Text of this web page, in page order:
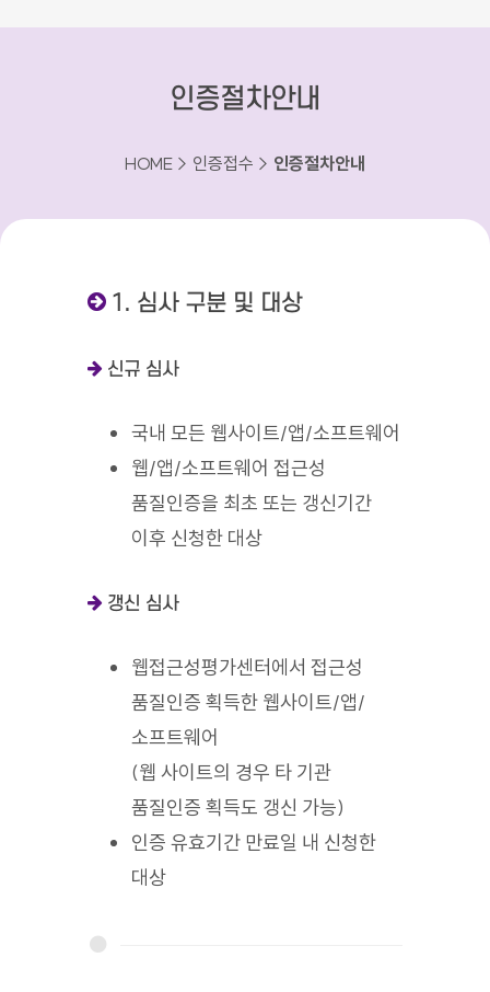
인증절차안내
HOME > 인증접수 > 인증절차안내
1. 심사 구분 및 대상
신규 심사
국내 모든 웹사이트/앱/소프트웨어
웹/앱/소프트웨어 접근성
품질인증을 최초 또는 갱신기간
이후 신청한 대상
갱신 심사
웹접근성평가센터에서 접근성
품질인증 획득한 웹사이트/앱/
소프트웨어
(웹 사이트의 경우 타 기관
품질인증 획득도 갱신 가능)
인증 유효기간 만료일 내 신청한
대상